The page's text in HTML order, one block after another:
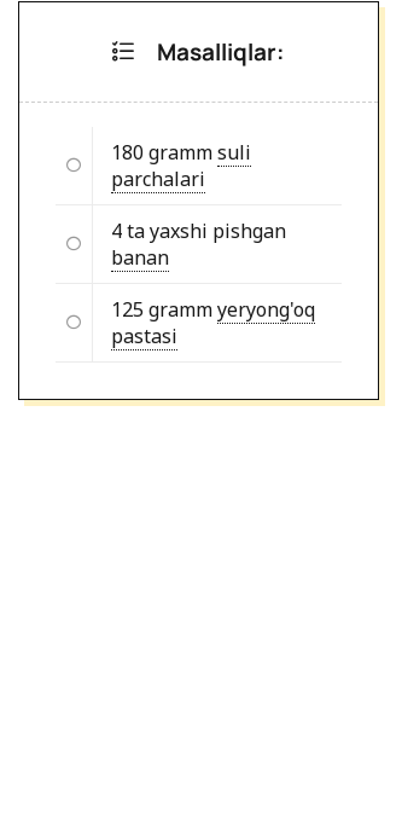
Masalliqlar:
180 grammsuli
parchalari
4 ta yaxshi pishgan
banan
125 grammyeryong'oq
pastasi